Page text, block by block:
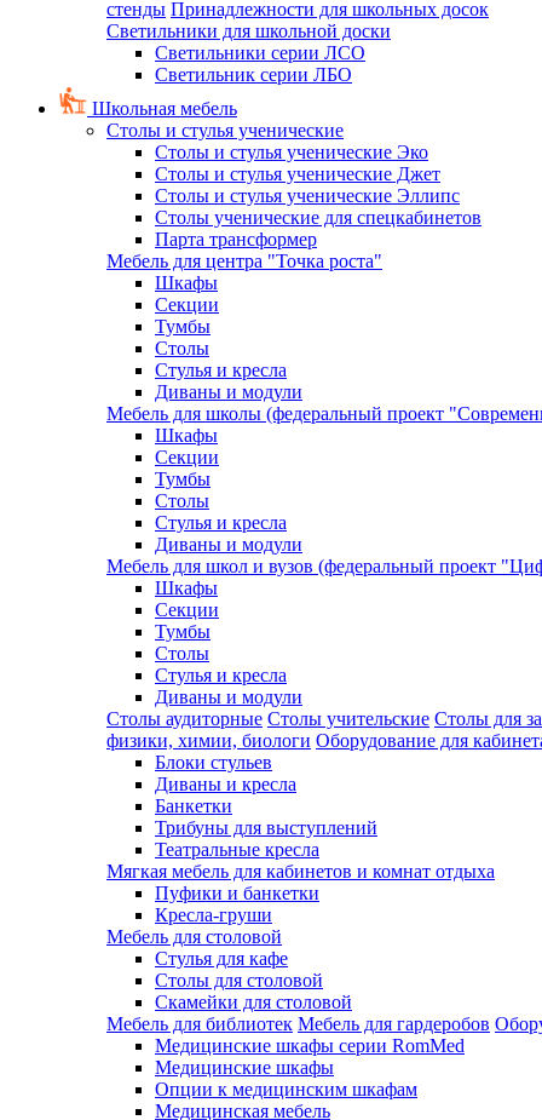
стенды Принадлежности для школьных досок
Светильники для школьной доски
Светильники серии ЛСО
Светильник серии ЛБО
Школьная мебель
Столы и стулья ученические
Столы и стулья ученические Эко
Столы и стулья ученические Джет
Столы и стулья ученические Эллипс
Столы ученические для спецкабинетов
Парта трансформер
Мебель для центра "Точка роста"
Шкафы
Секции
Тумбы
Столы
Стулья и кресла
Диваны и модули
Мебель для школы (федеральный проект
Шкафы
Секции
Тумбы
Столы
Стулья и кресла
Диваны и модули
Мебель для школ и вузов (федеральный проект
Шкафы
Секции
Тумбы
Столы
Стулья и кресла
Диваны и модули
Столы аудиторные Столы учительские Столы для
физики, химии, биологи Оборудование для
Блоки стульев
Диваны и кресла
Банкетки
Трибуны для выступлений
Театральные кресла
Мягкая мебель для кабинетов и комнат отдыха
Пуфики и банкетки
Кресла-груши
Мебель для столовой
Cтулья для кафе
Cтолы для столовой
Скамейки для столовой
Мебель для библиотек Мебель для гардеробов
Медицинские шкафы серии RomMed
Медицинские шкафы
Опции к медицинским шкафам
Медицинская мебель